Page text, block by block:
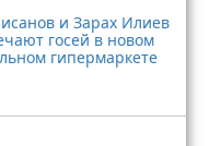
и Зарах Илиев
госей в новом
гипермаркете